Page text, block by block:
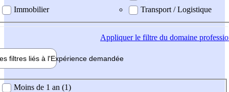
Immobilier
Transport / Logistique
Appliquerle filtre du domaine
filtres liés à l'Expérience demandée
demandée
Moins de 1 an (1)